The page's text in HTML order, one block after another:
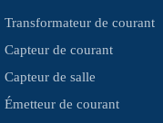
Transformateur de courant
Capteur de courant
Capteur de salle
Émetteur de courant